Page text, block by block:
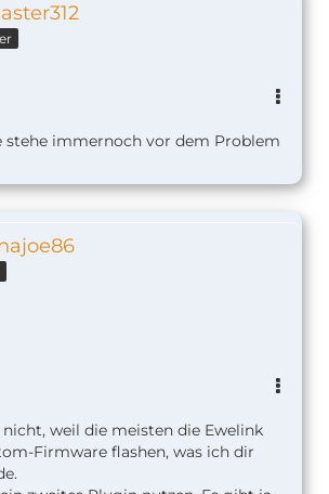
stehe immernoch vor dem Problem
weil die meisten die Ewelink
Firmware flashen, was ich dir